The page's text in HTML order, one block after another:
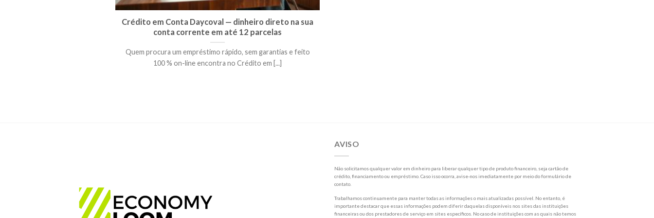
Crédito em Conta Daycoval — dinheiro direto na sua
conta corrente em até 12 parcelas
Quem procura um empréstimo rápido, sem garantias e feito
100 % on-line encontra no Crédito em [...]
AVISO
Não solicitamos qualquer valor em dinheiro para liberar qualquer tipo de produto financeiro, seja cartão de
crédito, financiamento ou empréstimo. Caso isso ocorra, avise-nos imediatamente por meio do formulário de
contato.
Trabalhamos continuamente para manter todas as informações o mais atualizadas possível. No entanto, é
importante destacar que essas informações podem diferir daquelas disponíveis nos sites das instituições
financeiras ou dos prestadores de serviço em sites específicos. No caso de instituições com as quais não temos